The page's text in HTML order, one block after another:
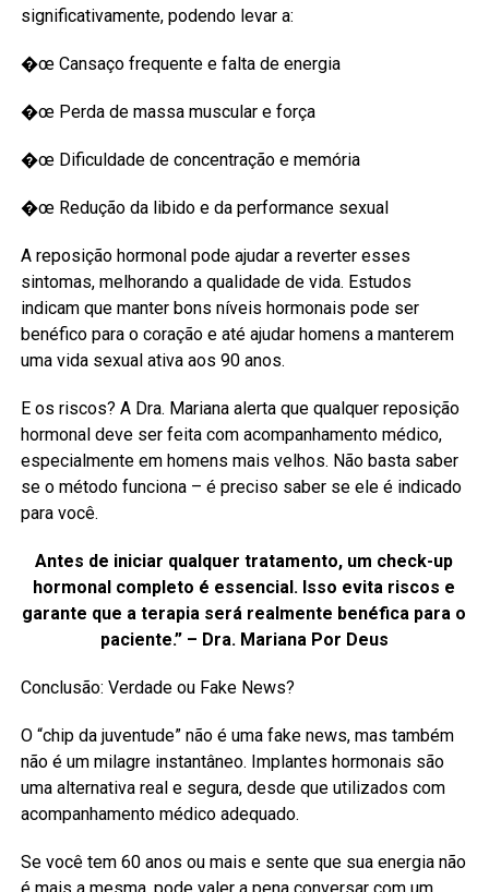
significativamente, podendo levar a:
�œ Cansaço frequente e falta de energia
�œ Perda de massa muscular e força
�œ Dificuldade de concentração e memória
�œ Redução da libido e da performance sexual
A reposição hormonal pode ajudar a reverter esses
sintomas, melhorando a qualidade de vida. Estudos
indicam que manter bons níveis hormonais pode ser
benéfico para o coração e até ajudar homens a manterem
uma vida sexual ativa aos 90 anos.
E os riscos? A Dra. Mariana alerta que qualquer reposição
hormonal deve ser feita com acompanhamento médico,
especialmente em homens mais velhos. Não basta saber
se o método funciona – é preciso saber se ele é indicado
para você.
Antes de iniciar qualquer tratamento, um check-up
hormonal completo é essencial. Isso evita riscos e
garante que a terapia será realmente benéfica para o
paciente.” – Dra. Mariana Por Deus
Conclusão: Verdade ou Fake News?
O “chip da juventude” não é uma fake news, mas também
não é um milagre instantâneo. Implantes hormonais são
uma alternativa real e segura, desde que utilizados com
acompanhamento médico adequado.
Se você tem 60 anos ou mais e sente que sua energia não
é mais a mesma, pode valer a pena conversar com um